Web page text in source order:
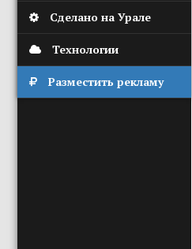
Сделано на Урале
Технологии
Разместить рекламу